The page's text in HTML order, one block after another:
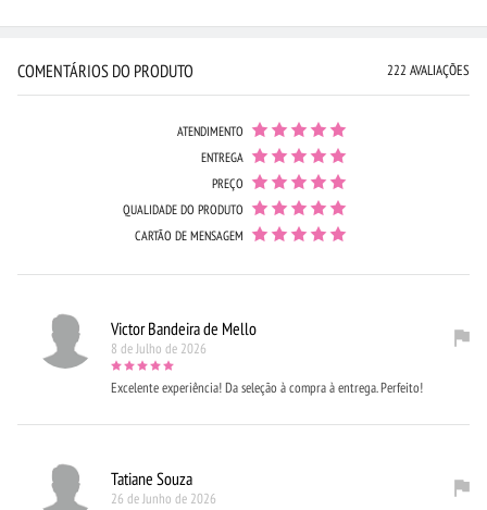
COMENTÁRIOS DO PRODUTO 222 AVALIAÇÕES
ATENDIMENTO
ENTREGA
PREÇO
QUALIDADE DO PRODUTO
CARTÃO DE MENSAGEM
Victor Bandeira de Mello
8 de Julho de 2026
Excelente experiência! Da seleção à compra à entrega. Perfeito!
Tatiane Souza
26 de Junho de 2026